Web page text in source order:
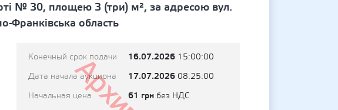
№ 30, площею 3 (три) м², за адресою вул.
Франківська область
Конечный срок подачи 16.07.2026 15:00:00
Дата начала аукциона
17.07.2026 08:25:00
Начальная цена
61 грн без НДС